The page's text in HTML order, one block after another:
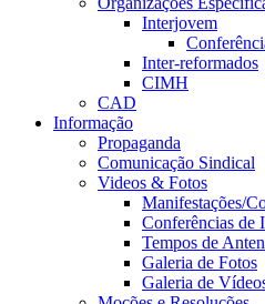
Interjovem
Inter-reformados
CIMH
CAD
Informação
Propaganda
Comunicação Sindical
Videos & Fotos
Manifestações/
Conferências de
Tempos de
Galeria de Fotos
Galeria de